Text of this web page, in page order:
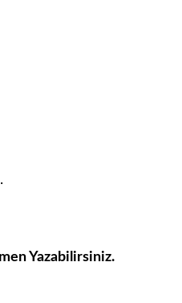
Yazabilirsiniz.